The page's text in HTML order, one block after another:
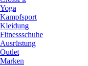
Yoga
Kampfsport
Kleidung
Fitnessschuhe
Ausrüstung
Outlet
Marken